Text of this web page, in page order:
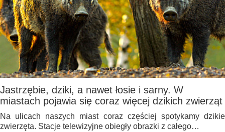
Jastrzębie, dziki, a nawet łosie i sarny. W
miastach pojawia się coraz więcej dzikich zwierząt
Na ulicach naszych miast coraz częściej spotykamy dzikie
zwierzęta. Stacje telewizyjne obiegły obrazki z całego…